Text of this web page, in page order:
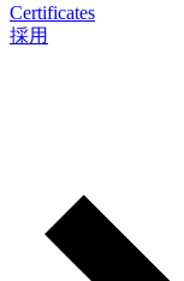
Certificates
採用